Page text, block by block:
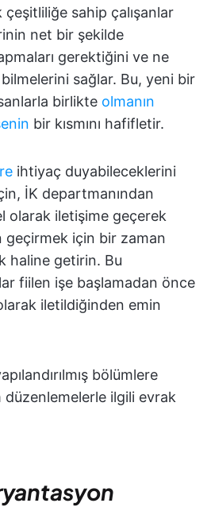
sahip çalışanlar
net bir şekilde
gerektiğini ve ne
sağlar. Bu, yeni bir
birlikte olmanın
bir kısmını hafifletir.
ihtiyaç duyabileceklerini
İK departmanından
olarak iletişime geçerek
geçirmek için bir zaman
haline getirin. Bu
fiilen işe başlamadan önce
iletildiğinden emin
bölümlere
düzenlemelerle ilgili evrak